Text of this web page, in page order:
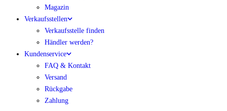
Magazin
Verkaufsstellen
Verkaufsstelle finden
Händler werden?
Kundenservice
FAQ & Kontakt
Versand
Rückgabe
Zahlung